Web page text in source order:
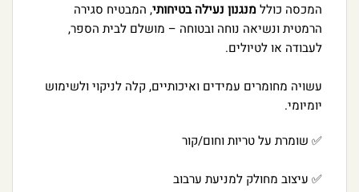
המכסה כוללמנגנון נעילה בטיחותי, המבטיח סגירה
הרמטית ונשיאה נוחה ובטוחה – מושלם לבית הספר,
לעבודה או לטיולים.
עשויה מחומרים עמידים ואיכותיים, קלה לניקוי ולשימוש
יומיומי.
✅ שומרת על טריות וחום/קור
✅ עיצוב מחולק למניעת ערבוב